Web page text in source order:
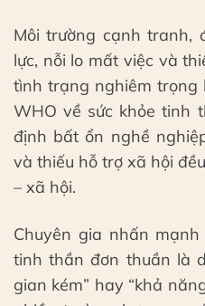
Môi trường cạnh tranh,
lực, nỗi lo mất việc và
tình trạng nghiêm trọng
WHO về sức khỏe tinh
định bất ổn nghề
và thiếu hỗ trợ xã hội
– xã hội.
Chuyên gia nhấn
tinh thần đơn thuần là
gian kém” hay “khả